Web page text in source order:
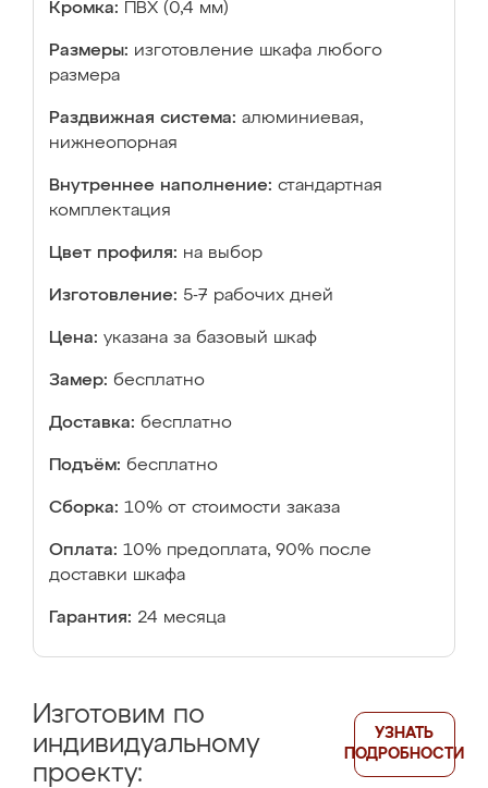
Кромка: ПВХ (0,4 мм)
Размеры: изготовление шкафа любого
размера
Раздвижная система: алюминиевая,
нижнеопорная
Внутреннее наполнение: стандартная
комплектация
Цвет профиля: на выбор
Изготовление: 5-7 рабочих дней
Цена: указана за базовый шкаф
Замер: бесплатно
Доставка: бесплатно
Подъём: бесплатно
Сборка: 10% от стоимости заказа
Оплата: 10% предоплата, 90% после
доставки шкафа
Гарантия: 24 месяца
Изготовим по
индивидуальному
проекту:
УЗНАТЬ
ПОДРОБНОСТИ